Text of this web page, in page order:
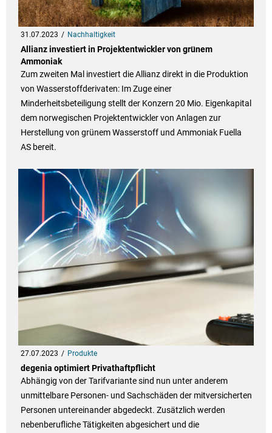
31.07.2023 Nachhaltigkeit
Allianz investiert in Projektentwickler von grünem
Ammoniak
Zum zweiten Mal investiert die Allianz direkt in die Produktion
von Wasserstoffderivaten: Im Zuge einer
Minderheitsbeteiligung stellt der Konzern 20 Mio. Eigenkapital
dem norwegischen Projektentwickler von Anlagen zur
Herstellung von grünem Wasserstoff und Ammoniak Fuella
AS bereit.
27.07.2023 Produkte
degenia optimiert Privathaftpflicht
Abhängig von der Tarifvariante sind nun unter anderem
unmittelbare Personen- und Sachschäden der mitversicherten
Personen untereinander abgedeckt. Zusätzlich werden
nebenberufliche Tätigkeiten abgesichert und die